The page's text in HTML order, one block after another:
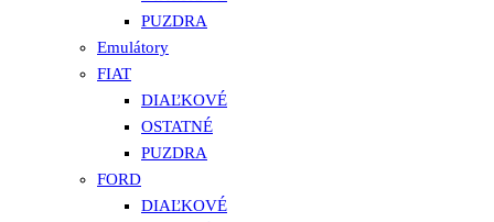
PUZDRA
Emulátory
FIAT
DIAĽKOVÉ
OSTATNÉ
PUZDRA
FORD
DIAĽKOVÉ